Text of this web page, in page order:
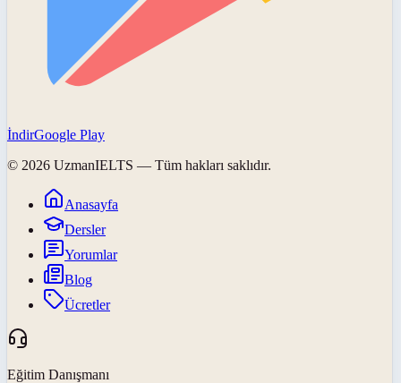
İndirGoogle Play
© 2026 UzmanIELTS — Tüm hakları saklıdır.
Anasayfa
Dersler
Yorumlar
Blog
Ücretler
Eğitim Danışmanı